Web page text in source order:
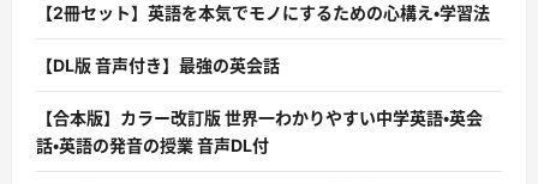
【2冊セット】英語を本気でモノにするための心構え・学習法
【DL版 音声付き】最強の英会話
【合本版】カラー改訂版 世界一わかりやすい中学英語・英会
話・英語の発音の授業 音声DL付